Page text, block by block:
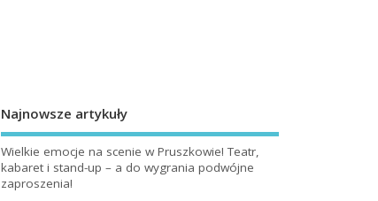
Najnowsze artykuły
Wielkie emocje na scenie w Pruszkowie! Teatr,
kabaret i stand-up – a do wygrania podwójne
zaproszenia!